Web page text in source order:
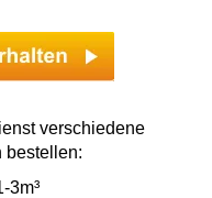
verschiedene
bestellen:
3m³